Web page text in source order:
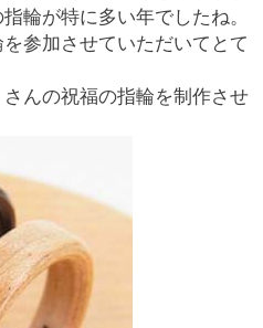
輪が特に多い年でしたね。
参加させていただいてとて
んの祝福の指輪を制作させ